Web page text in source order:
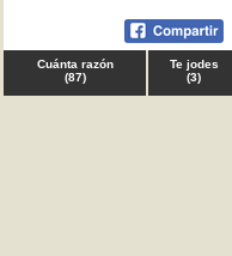
Cuánta razón
(87)
Te jodes
(3)